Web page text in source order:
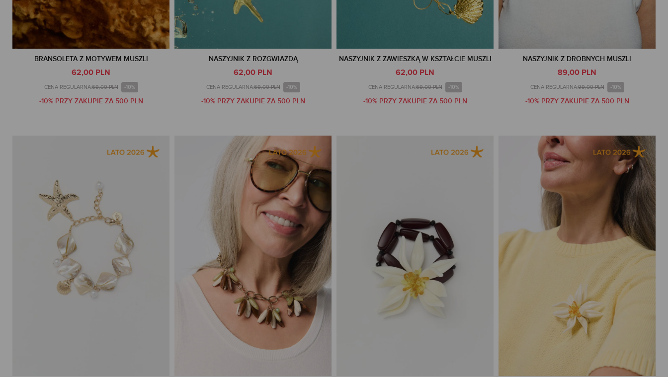
BRANSOLETA Z MOTYWEM MUSZLI
62,00 PLN
CENA REGULARNA:69,00 PLN -10%
-10% PRZY ZAKUPIE ZA 500 PLN
NASZYJNIK Z ROZGWIAZDĄ
62,00 PLN
CENA REGULARNA:69,00 PLN -10%
-10% PRZY ZAKUPIE ZA 500 PLN
NASZYJNIK Z ZAWIESZKĄ W KSZTAŁCIE MUSZLI
62,00 PLN
CENA REGULARNA:69,00 PLN -10%
-10% PRZY ZAKUPIE ZA 500 PLN
NASZYJNIK Z DROBNYCH MUSZLI
89,00 PLN
CENA REGULARNA:99,00 PLN -10%
-10% PRZY ZAKUPIE ZA 500 PLN